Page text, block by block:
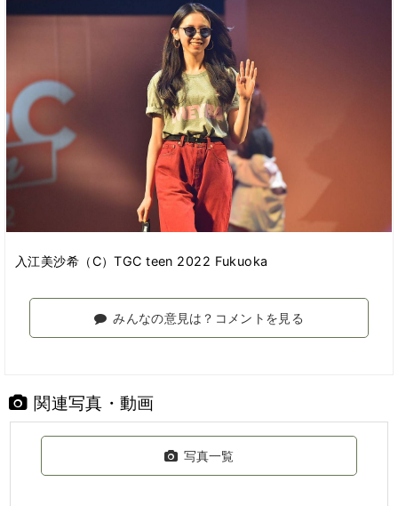
入江美沙希（C）TGC teen 2022 Fukuoka
みんなの意見は？コメントを見る
関連写真・動画
写真一覧